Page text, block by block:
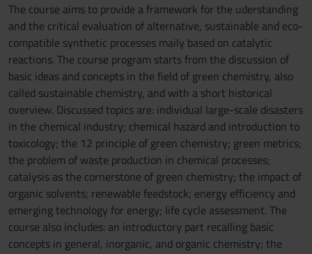
The course aims to provide a framework for the uderstanding
and the critical evaluation of alternative, sustainable and eco-
compatible synthetic processes maily based on catalytic
reactions. The course program starts from the discussion of
basic ideas and concepts in the field of green chemistry, also
called sustainable chemistry, and with a short historical
overview. Discussed topics are: individual large-scale disasters
in the chemical industry; chemical hazard and introduction to
toxicology; the 12 principle of green chemistry; green metrics;
the problem of waste production in chemical processes;
catalysis as the cornerstone of green chemistry; the impact of
organic solvents; renewable feedstock; energy efficiency and
emerging technology for energy; life cycle assessment. The
course also includes: an introductory part recalling basic
concepts in general, inorganic, and organic chemistry; the